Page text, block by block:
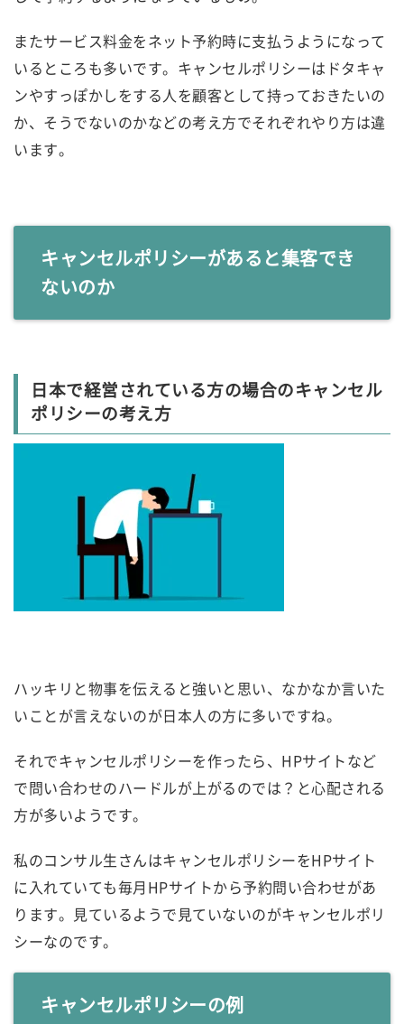
またサービス料金をネット予約時に支払うようになって
いるところも多いです。キャンセルポリシーはドタキャ
ンやすっぽかしをする人を顧客として持っておきたいの
か、そうでないのかなどの考え方でそれぞれやり方は違
います。
キャンセルポリシーがあると集客でき
ないのか
日本で経営されている方の場合のキャンセル
ポリシーの考え方
ハッキリと物事を伝えると強いと思い、なかなか言いた
いことが言えないのが日本人の方に多いですね。
それでキャンセルポリシーを作ったら、HPサイトなど
で問い合わせのハードルが上がるのでは？と心配される
方が多いようです。
私のコンサル生さんはキャンセルポリシーをHPサイト
に入れていても毎月HPサイトから予約問い合わせがあ
ります。見ているようで見ていないのがキャンセルポリ
シーなのです。
キャンセルポリシーの例